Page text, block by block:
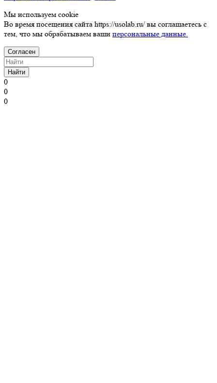
Мы используем cookie
Во время посещения сайта https://usolab.ru/ вы соглашаетесь с
тем, что мы обрабатываем ваши персональные данные.
Согласен
Найти
0
0
0